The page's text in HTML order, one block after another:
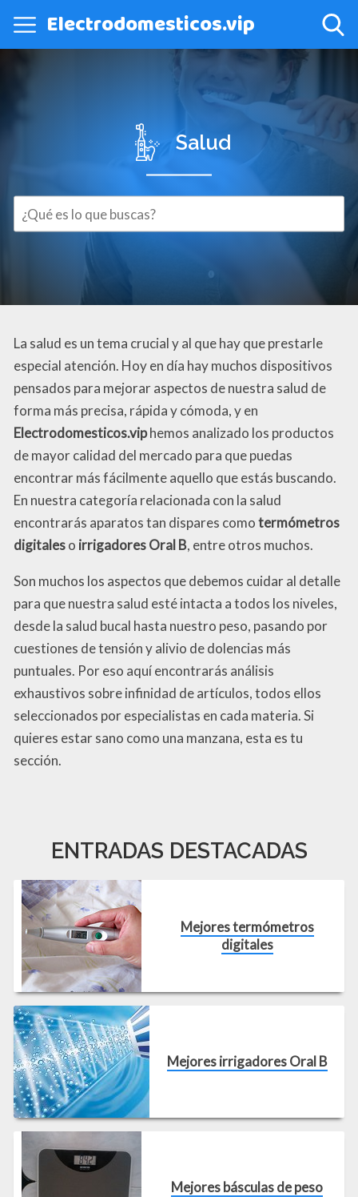
Electrodomesticos.vip
Salud
La salud es un tema crucial y al que hay que prestarle
especial atención. Hoy en día hay muchos dispositivos
pensados para mejorar aspectos de nuestra salud de
forma más precisa, rápida y cómoda, y en
Electrodomesticos.viphemos analizado los productos
de mayor calidad del mercado para que puedas
encontrar más fácilmente aquello que estás buscando.
En nuestra categoría relacionada con la salud
encontrarás aparatos tan dispares comotermómetros
digitaleso irrigadores Oral B, entre otros muchos.
Son muchos los aspectos que debemos cuidar al detalle
para que nuestra salud esté intacta a todos los niveles,
desde la salud bucal hasta nuestro peso, pasando por
cuestiones de tensión y alivio de dolencias más
puntuales. Por eso aquí encontrarás análisis
exhaustivos sobre infinidad de artículos, todos ellos
seleccionados por especialistas en cada materia. Si
quieres estar sano como una manzana, esta es tu
sección.
ENTRADAS DESTACADAS
Mejores termómetros
digitales
Mejores irrigadores Oral B
Mejores básculas de peso